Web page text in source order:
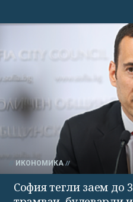
ИКОНОМИКА
София тегли заем до